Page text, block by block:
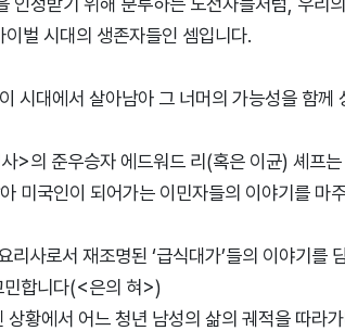
벌 시대의 생존자들인 셈입니다.
대에서 살아남아 그 너머의 가능성을 함께
>의 준우승자 에드워드 리(혹은 이균) 셰프는
미국인이 되어가는 이민자들의 이야기를 마
리사로서 재조명된 ‘급식대가’들의 이야기를
민합니다(<은의 혀>)
황에서 어느 청년 남성의 삶의 궤적을 따라